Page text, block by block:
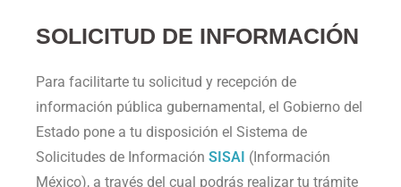
SOLICITUD DE INFORMACIÓN
Para facilitarte tu solicitud y recepción de
información pública gubernamental, el Gobierno del
Estado pone a tu disposición el Sistema de
Solicitudes de Información SISAI (Información
México), a través del cual podrás realizar tu trámite